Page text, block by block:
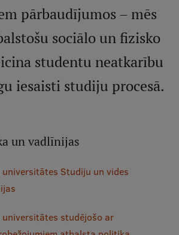
vietas
pārbaudījumos – mēs
sociālo un fizisko
studentu neatkarību
iesaisti studiju procesā.
un vadlīnijas
Studiju un vides
studējošo ar